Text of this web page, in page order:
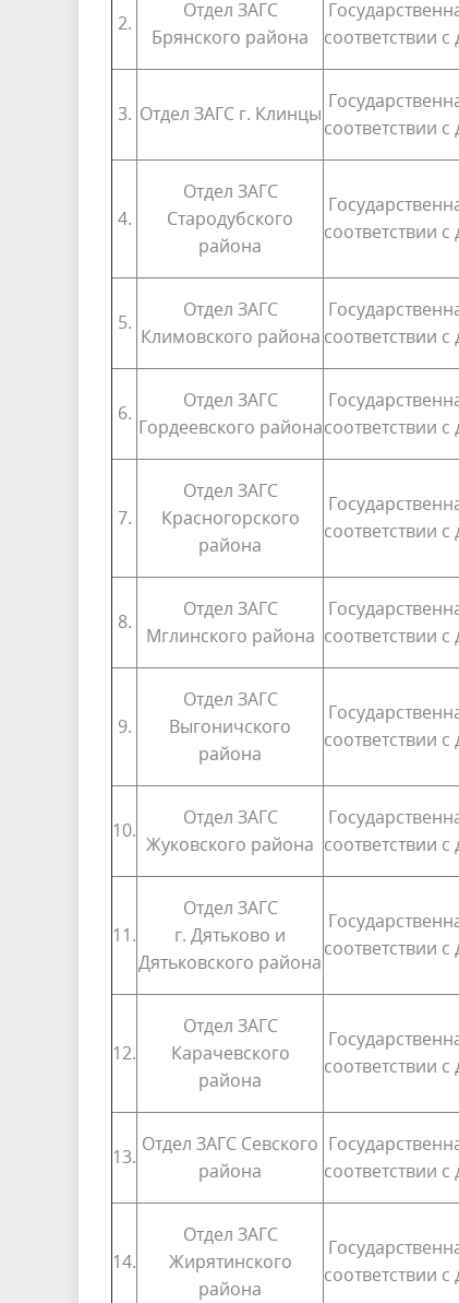
2.
Отдел ЗАГС
Брянского района
соответствии
3. Отдел ЗАГС г. Клинцы
соответствии
4.
Отдел ЗАГС
Стародубского
района
соответствии
5.
Отдел ЗАГС
Климовского района соответствии
6.
Отдел ЗАГС
Гордеевского районасоответствии
7.
Отдел ЗАГС
Красногорского
района
соответствии
8.
Отдел ЗАГС
Мглинского района соответствии
9.
Отдел ЗАГС
Выгоничского
района
соответствии
10.
Отдел ЗАГС
Жуковского района соответствии
11.
Отдел ЗАГС
г. Дятьково и
Дятьковского района
соответствии
12.
Отдел ЗАГС
Карачевского
района
соответствии
13.
Отдел ЗАГС Севского
района
соответствии
14.
Отдел ЗАГС
Жирятинского
района
соответствии